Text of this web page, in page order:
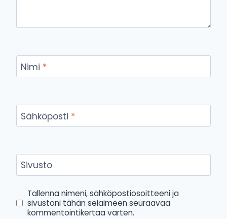
Nimi *
Sähköposti *
Sivusto
Tallenna nimeni, sähköpostiosoitteeni ja
sivustoni tähän selaimeen seuraavaa
kommentointikertaa varten.